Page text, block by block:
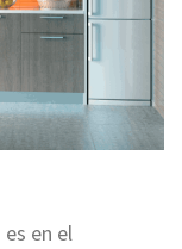
en el